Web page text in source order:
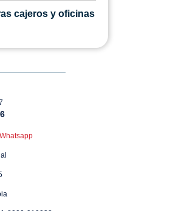
cajeros y oficinas